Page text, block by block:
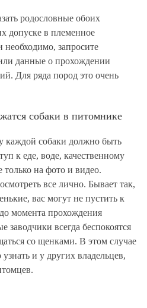
родословные обоих
допуске в племенное
необходимо, запросите
данные о прохождении
Для ряда пород это очень
собаки в питомнике
каждой собаки должно быть
к еде, воде, качественному
на фото и видео.
все лично. Бывает так,
вас могут не пустить к
момента прохождения
заводчики всегда беспокоятся
со щенками. В этом случае
и у других владельцев,